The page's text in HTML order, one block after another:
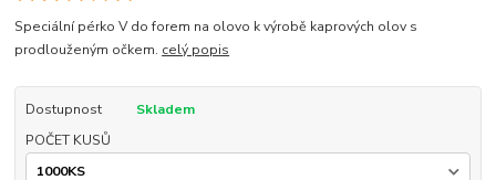
Speciální pérko V do forem na olovo k výrobě kaprových olov s
prodlouženým očkem. celý popis
Dostupnost
Skladem
POČET KUSŮ